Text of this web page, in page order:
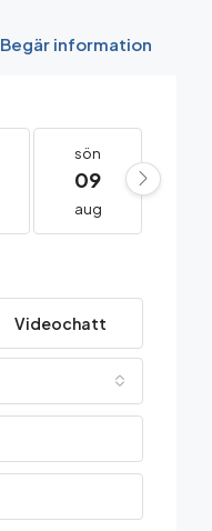
Begär information
sön
09
aug
Videochatt